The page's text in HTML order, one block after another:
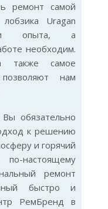
ремонт самой
Uragan
и опыта, а
необходим.
также самое
нам
обязательно
к решению
и горячий
настоящему
ремонт
быстро и
РемБренд в